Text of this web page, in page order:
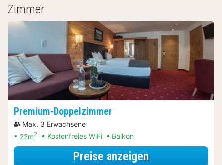
Zimmer
Premium-Doppelzimmer
Max. 3 Erwachsene
22m2 Kostenfreies WiFi Balkon
Preise anzeigen